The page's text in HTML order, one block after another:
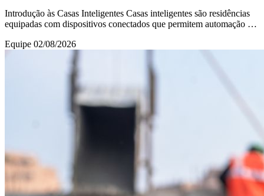
Introdução às Casas Inteligentes Casas inteligentes são residências
equipadas com dispositivos conectados que permitem automação e
Equipe 02/08/2026